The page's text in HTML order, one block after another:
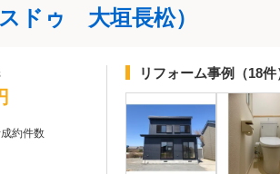
ドゥ 大垣長松）
約件数
リフォーム事例 （18件